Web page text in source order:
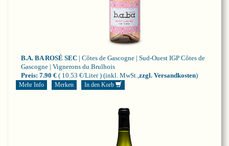
B.A. BA ROSÉ SEC | Côtes de Gascogne | Sud-Ouest IGP Côtes de
Gascogne | Vignerons du Brulhois
Preis: 7.90 € ( 10.53 €/Liter ) (inkl. MwSt.,zzgl. Versandkosten)
Mehr Info Merken In den Korb